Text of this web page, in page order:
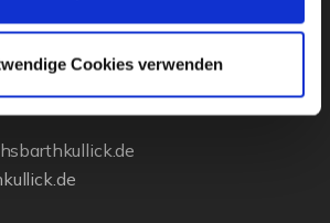
Cookies verwenden
25
94